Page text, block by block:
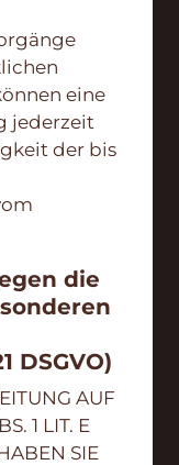
eine
jederzeit
der bis
die
DSGVO)
AUF
1 LIT. E
SIE